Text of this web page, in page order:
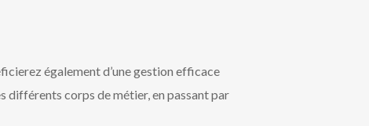
également d’une gestion efficace
différents corps de métier, en passant par